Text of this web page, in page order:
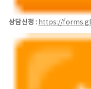
상담신청 : https://